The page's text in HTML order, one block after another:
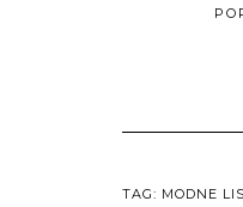
TAG: MODNE